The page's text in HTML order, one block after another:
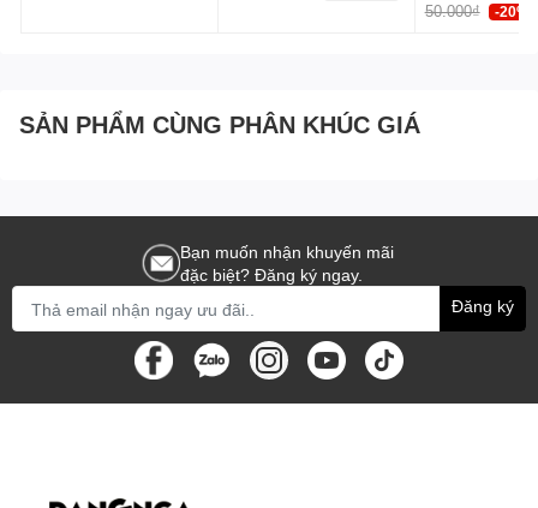
50.000₫ -20%
SẢN PHẨM CÙNG PHÂN KHÚC GIÁ
Bạn muốn nhận khuyến mãi
đặc biệt? Đăng ký ngay.
Đăng ký